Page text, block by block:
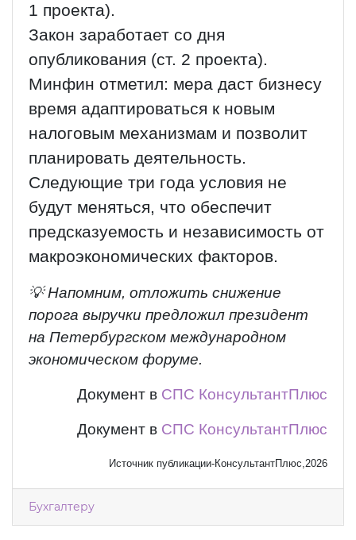
1 проекта).
Закон заработает со дня
опубликования (ст. 2 проекта).
Минфин отметил: мера даст бизнесу
время адаптироваться к новым
налоговым механизмам и позволит
планировать деятельность.
Следующие три года условия не
будут меняться, что обеспечит
предсказуемость и независимость от
макроэкономических факторов.
💡 Напомним, отложить снижение
порога выручки предложил президент
на Петербургском международном
экономическом форуме.
Документ в СПС КонсультантПлюс
Документ в СПС КонсультантПлюс
Источник публикации-КонсультантПлюс,2026
Бухгалтеру